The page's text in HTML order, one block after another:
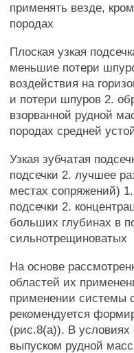
применять везде,
породах
Плоская узкая
меньшие потери
воздействия на
и потери шпуров 2.
взорванной рудной
породах средней
Узкая зубчатая
подсечки 2. лучшее
местах сопряжений)
подсечки 2.
больших глубинах в
сильнотрещиноватых
На основе
областей их
применении системы
рекомендуется
(рис.8(а)). В
выпуском рудной